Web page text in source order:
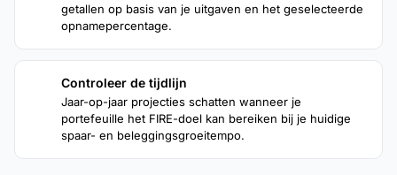
getallen op basis van je uitgaven en het geselecteerde
opnamepercentage.
Controleer de tijdlijn
Jaar-op-jaar projecties schatten wanneer je
portefeuille het FIRE-doel kan bereiken bij je huidige
spaar- en beleggingsgroeitempo.